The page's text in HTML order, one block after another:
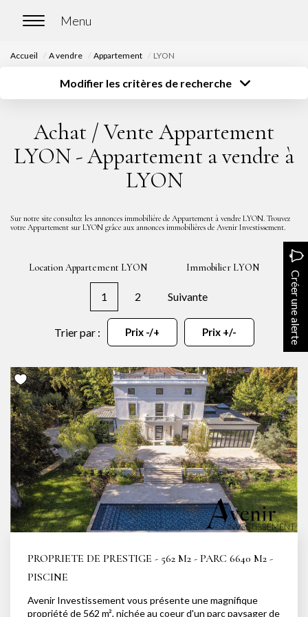
Nos biens en vente
Chasse immobilière
LOUER
Nos biens loués
NOTRE AGENCE
Notre actu
Notre magazine
Nos partenaires
Nous rejoindre
VENDRE
Estimer votre bien
CONTACT
Accueil A vendre Appartement LYON
Modifier les critères de recherche
Sélectionnez...
Type de bien
Sélectionnez...
Surface
Budget
Achat / Vente Appartement
LYON - Appartement a vendre à
LYON
Sur notre site consultez les annonces immobilière de Appartement à vendre LYON. Trouvez
votre Appartement sur LYON grâce aux annonces immobilières de Avenir Investissement.
Location Appartement LYON Immobilier LYON
Créer une alerte
1 2 Suivante
Trier par : Prix -/+ Prix +/-
PROPRIETE DE PRESTIGE - 562 M2 - PARC 6640 M2 -
PISCINE
Avenir Investissement vous présente une magnifique
propriété de 562 m², nichée au coeur d'un parc paysager de